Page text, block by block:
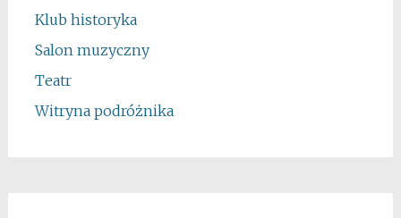
Klub historyka
Salon muzyczny
Teatr
Witryna podróżnika